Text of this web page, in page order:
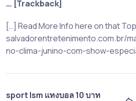
… [Trackback]
[…] Read More Info here on that
salvadorentretenimento.com.br/
no-clima-junino-com-show-
sport lsm แทงบอล 10 บาท